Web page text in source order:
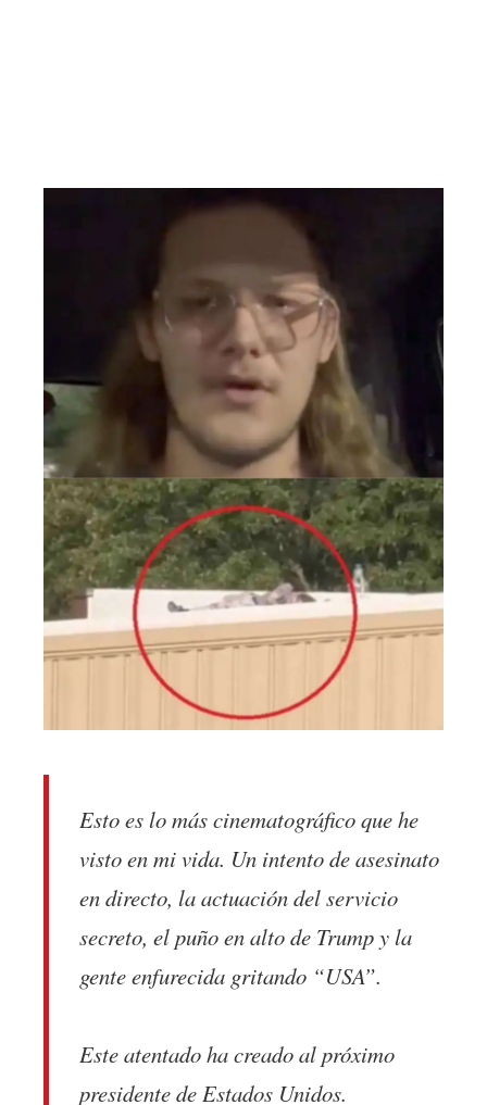
Esto es lo más cinematográfico que he
visto en mi vida. Un intento de asesinato
en directo, la actuación del servicio
secreto, el puño en alto de Trump y la
gente enfurecida gritando “USA”.
Este atentado ha creado al próximo
presidente de Estados Unidos.